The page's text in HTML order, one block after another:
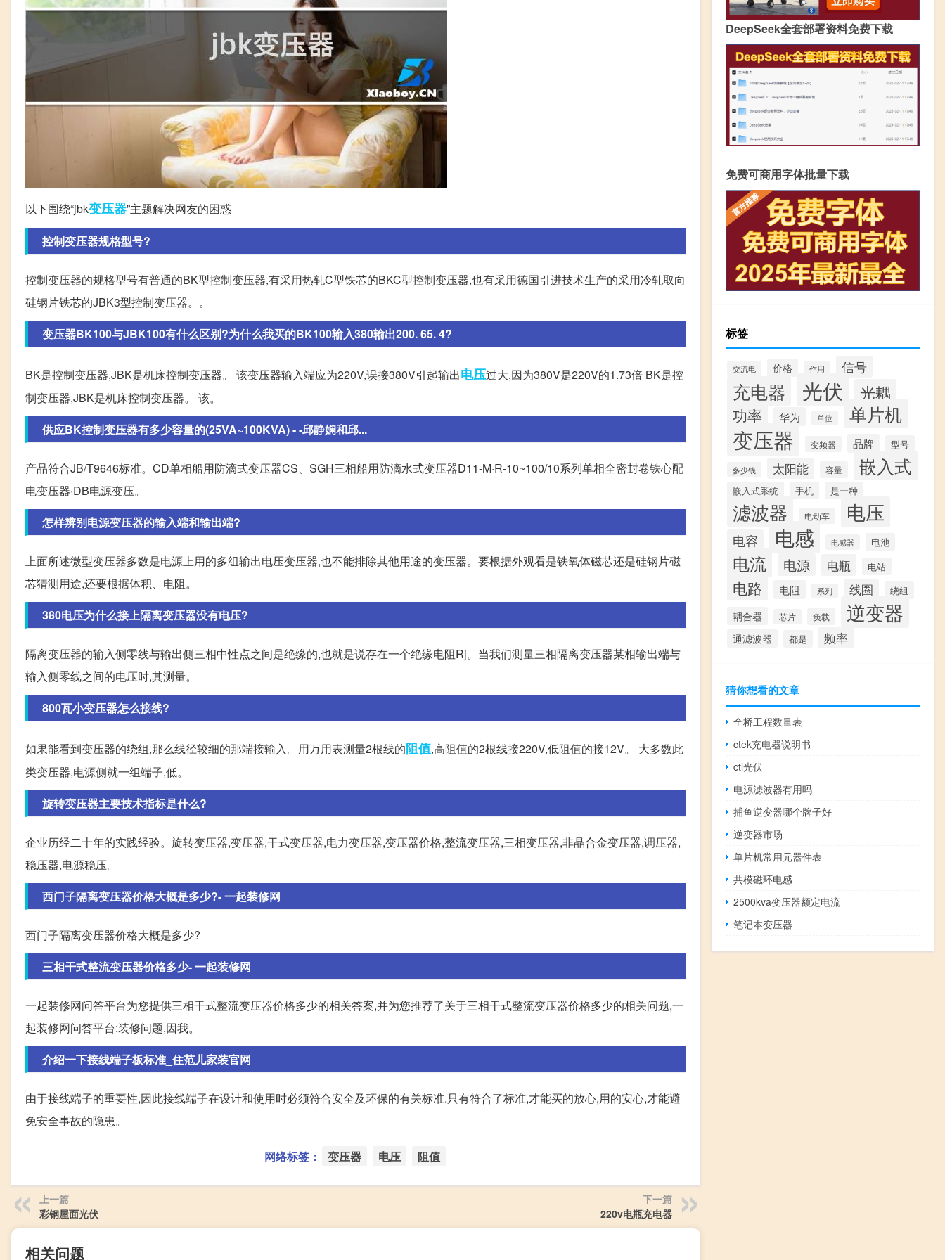
以下围绕“jbk变压器”主题解决网友的困惑
控制变压器规格型号?
控制变压器的规格型号有普通的BK型控制变压器,有采用热轧C型铁芯的BKC型控制变压器,也有采用德国引进技术生产的采用冷轧取向
硅钢片铁芯的JBK3型控制变压器。。
变压器BK100与JBK100有什么区别?为什么我买的BK100输入380输出200. 65. 4?
BK是控制变压器,JBK是机床控制变压器。 该变压器输入端应为220V,误接380V引起输出电压过大,因为380V是220V的1.73倍 BK是控
制变压器,JBK是机床控制变压器。 该。
供应BK控制变压器有多少容量的(25VA~100KVA) - -邱静娴和邱...
产品符合JB/T9646标准。CD单相船用防滴式变压器CS、SGH三相船用防滴水式变压器D11-M·R-10~100/10系列单相全密封卷铁心配
电变压器·DB电源变压。
怎样辨别电源变压器的输入端和输出端?
上面所述微型变压器多数是电源上用的多组输出电压变压器,也不能排除其他用途的变压器。要根据外观看是铁氧体磁芯还是硅钢片磁
芯猜测用途,还要根据体积、电阻。
380电压为什么接上隔离变压器没有电压?
隔离变压器的输入侧零线与输出侧三相中性点之间是绝缘的,也就是说存在一个绝缘电阻Rj。当我们测量三相隔离变压器某相输出端与
输入侧零线之间的电压时,其测量。
800瓦小变压器怎么接线?
如果能看到变压器的绕组,那么线径较细的那端接输入。用万用表测量2根线的阻值,高阻值的2根线接220V,低阻值的接12V。 大多数此
类变压器,电源侧就一组端子,低。
旋转变压器主要技术指标是什么?
企业历经二十年的实践经验。旋转变压器,变压器,干式变压器,电力变压器,变压器价格,整流变压器,三相变压器,非晶合金变压器,调压器,
稳压器,电源稳压。
西门子隔离变压器价格大概是多少?- 一起装修网
西门子隔离变压器价格大概是多少?
三相干式整流变压器价格多少- 一起装修网
一起装修网问答平台为您提供三相干式整流变压器价格多少的相关答案,并为您推荐了关于三相干式整流变压器价格多少的相关问题,一
起装修网问答平台:装修问题,因我。
介绍一下接线端子板标准_住范儿家装官网
由于接线端子的重要性,因此接线端子在设计和使用时必须符合安全及环保的有关标准.只有符合了标准,才能买的放心,用的安心,才能避
免安全事故的隐患。
网络标签： 变压器 电压 阻值
上一篇
彩钢屋面光伏
下一篇
220v电瓶充电器
相关问题
DeepSeek全套部署资料免费下载
免费可商用字体批量下载
标签
交流电 价格 作用 信号
充电器 光伏
光耦
功率
华为 单位 单片机
变压器 变频器 品牌 型号
多少钱 太阳能 容量 嵌入式
嵌入式系统 手机 是一种
滤波器 电动车 电压
电容 电感 电感器 电池
电流 电源 电瓶 电站
电路 电阻 系列 线圈 绕组
耦合器 芯片 负载 逆变器
通滤波器 都是 频率
猜你想看的文章
全桥工程数量表
ctek充电器说明书
ctl光伏
电源滤波器有用吗
捕鱼逆变器哪个牌子好
逆变器市场
单片机常用元器件表
共模磁环电感
2500kva变压器额定电流
笔记本变压器